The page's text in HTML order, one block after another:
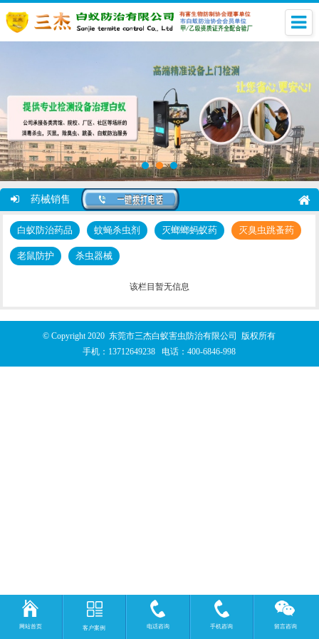
药械销售
白蚁防治药品 蚊蝇杀虫剂 灭螂螂蚂蚁药 灭臭虫跳蚤药
老鼠防护 杀虫器械
该栏目暂无信息
© Copyright 2020 东莞市三杰白蚁害虫防治有限公司 版权所有
手机： 13712649238 电话：400-6846-998
网站首页 客户案例 电话咨询 手机咨询 留言咨询